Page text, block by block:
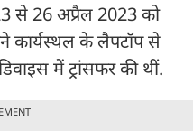
से 26 अप्रैल 2023 को
कार्यस्थल के लैपटॉप से
में ट्रांसफर की थीं.